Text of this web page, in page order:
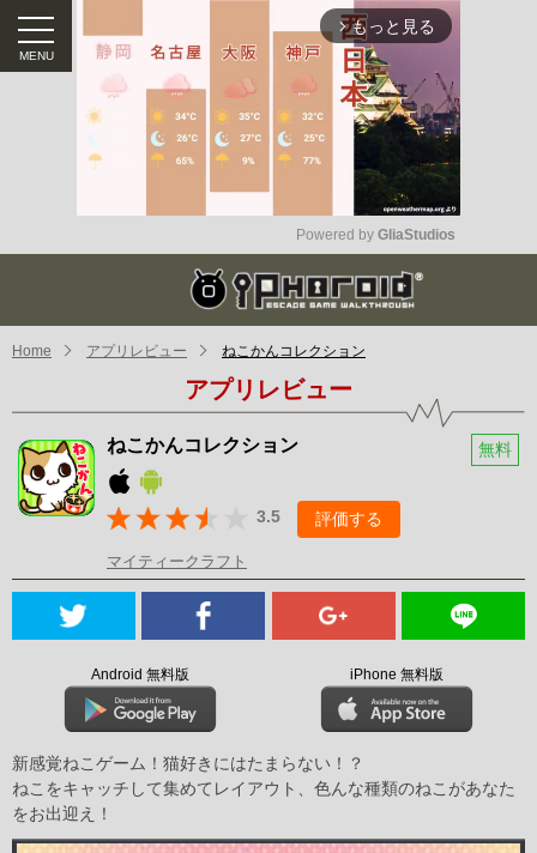
arrow_forward_ios もっと見る
Mute
Powered by GliaStudios
Home アプリレビュー ねこかんコレクション
アプリレビュー
ねこかんコレクション 無料
3.5 評価する
マイティークラフト
Android 無料版 iPhone 無料版
新感覚ねこゲーム！猫好きにはたまらない！？
ねこをキャッチして集めてレイアウト、色んな種類のねこがあなた
をお出迎え！